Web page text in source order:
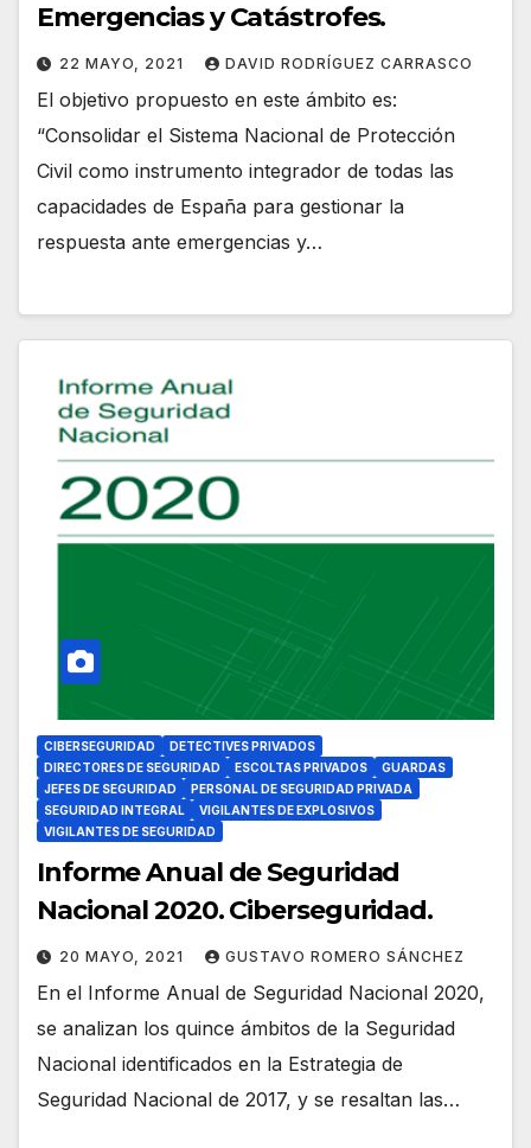
Emergencias y Catástrofes.
22 MAYO, 2021 DAVID RODRÍGUEZ CARRASCO
El objetivo propuesto en este ámbito es:
“Consolidar el Sistema Nacional de Protección
Civil como instrumento integrador de todas las
capacidades de España para gestionar la
respuesta ante emergencias y…
CIBERSEGURIDAD
DETECTIVES PRIVADOS
DIRECTORES DE SEGURIDAD
ESCOLTAS PRIVADOS
GUARDAS
JEFES DE SEGURIDAD
PERSONAL DE SEGURIDAD PRIVADA
SEGURIDAD INTEGRAL
VIGILANTES DE EXPLOSIVOS
VIGILANTES DE SEGURIDAD
Informe Anual de Seguridad
Nacional 2020. Ciberseguridad.
20 MAYO, 2021 GUSTAVO ROMERO SÁNCHEZ
En el Informe Anual de Seguridad Nacional 2020,
se analizan los quince ámbitos de la Seguridad
Nacional identificados en la Estrategia de
Seguridad Nacional de 2017, y se resaltan las…